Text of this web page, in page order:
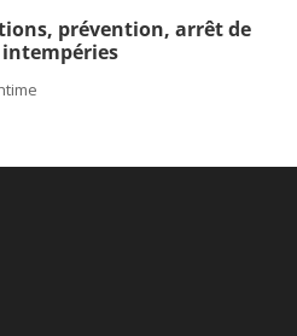
prévention, arrêt de